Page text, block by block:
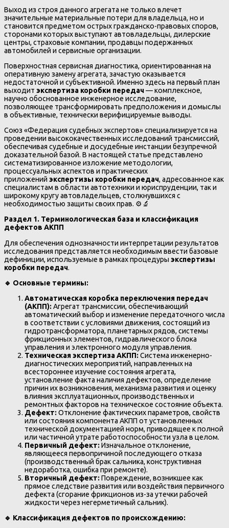
Выход из строя данного агрегата не только влечет
значительные материальные потери для владельца, но и
становится предметом острых гражданско-правовых споров,
сторонами которых выступают автовладельцы, дилерские
центры, страховые компании, продавцы подержанных
автомобилей и сервисные организации.
Поверхностная сервисная диагностика, ориентированная на
оперативную замену агрегата, зачастую оказывается
недостаточной и субъективной. Именно здесь на первый план
выходит экспертиза коробки передач— комплексное,
научно обоснованное инженерное исследование,
позволяющее трансформировать предположения и домыслы
в объективные, технически верифицируемые выводы.
Союз «Федерация судебных экспертов» специализируется на
проведении высококачественных исследований трансмиссий,
обеспечивая судебные и досудебные инстанции безупречной
доказательной базой. В настоящей статье представлено
систематизированное изложение методологии,
процессуальных аспектов и практических
приложений экспертизы коробки передач, адресованное как
специалистам в области автотехники и юриспруденции, так и
широкому кругу автовладельцев, столкнувшихся с
необходимостью защиты своих прав. ⚙️🔬
Раздел 1. Терминологическая база и классификация
дефектов АКПП
Для обеспечения однозначности интерпретации результатов
исследования представляется необходимым ввести базовые
дефиниции, используемые в рамках процедуры экспертизы
коробки передач.
🔹 Основные термины:
Автоматическая коробка переключения передач
(АКПП):Агрегат трансмиссии, обеспечивающий
автоматический выбор и изменение передаточного числа
в соответствии с условиями движения, состоящий из
гидротрансформатора, планетарных рядов, системы
фрикционных элементов, гидравлического блока
управления и электронного модуля управления.
Техническая экспертиза АКПП:Система инженерно-
диагностических мероприятий, направленных на
всестороннее изучение состояния агрегата,
установление факта наличия дефектов, определение
причин их возникновения, механизма развития и оценку
влияния эксплуатационных, производственных и
ремонтных факторов на техническое состояние объекта.
Дефект:Отклонение фактических параметров, свойств
или состояния компонента АКПП от установленных
технической документацией норм, приводящее к полной
или частичной утрате работоспособности узла в целом.
Первичный дефект:Изначальное отклонение,
являющееся первопричиной последующего отказа
(производственный брак сальника, конструктивная
недоработка, ошибка при ремонте).
Вторичный дефект:Повреждение, возникшее как
прямое следствие развития или воздействия первичного
дефекта (сгорание фрикционов из-за утечки рабочей
жидкости через негерметичный сальник).
🔹 Классификация дефектов по происхождению: